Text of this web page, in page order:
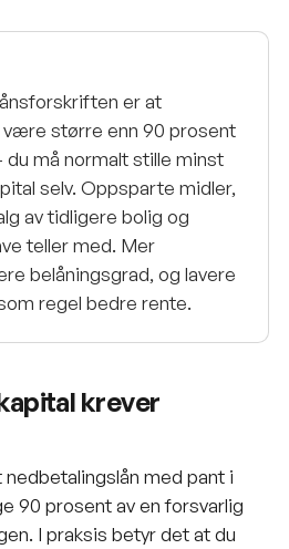
er at
være større enn 90 prosent
du må normalt stille minst
selv. Oppsparte midler,
av tidligere bolig og
teller med. Mer
belåningsgrad, og lavere
regel bedre rente.
krever
med pant i
90 prosent av en forsvarlig
I praksis betyr det at du